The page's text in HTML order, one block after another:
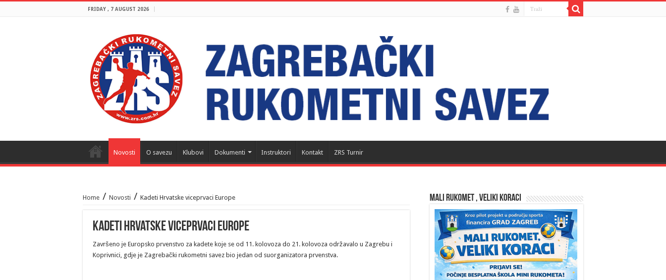
FRIDAY , 7 AUGUST 2026
Novosti O savezu Klubovi Dokumenti Instruktori Kontakt ZRS Turnir
Home / Novosti / Kadeti Hrvatske viceprvaci Europe
Kadeti Hrvatske viceprvaci Europe
Završeno je Europsko prvenstvo za kadete koje se od 11. kolovoza do 21. kolovoza održavalo u Zagrebu i
Koprivnici, gdje je Zagrebački rukometni savez bio jedan od suorganizatora prvenstva.
MALI RUKOMET , VELIKI KORACI